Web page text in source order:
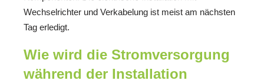
Wechselrichter und Verkabelung ist meist am nächsten
Tag erledigt.
Wie wird die Stromversorgung
während der Installation